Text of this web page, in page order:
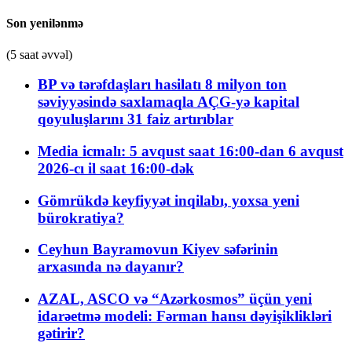
Son yenilənmə
(5 saat əvvəl)
BP və tərəfdaşları hasilatı 8 milyon ton
səviyyəsində saxlamaqla AÇG-yə kapital
qoyuluşlarını 31 faiz artırıblar
Media icmalı: 5 avqust saat 16:00-dan 6 avqust
2026-cı il saat 16:00-dək
Gömrükdə keyfiyyət inqilabı, yoxsa yeni
bürokratiya?
Ceyhun Bayramovun Kiyev səfərinin
arxasında nə dayanır?
AZAL, ASCO və “Azərkosmos” üçün yeni
idarəetmə modeli: Fərman hansı dəyişiklikləri
gətirir?